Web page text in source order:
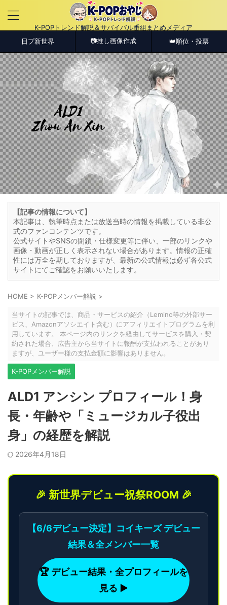
K-POPトレンド解説＆サバイバル番組まとめメディア
日プ新世界 📷推し画像作成 👑順位・投票
【記事の情報について】
本記事は、執筆時点または放送当時の情報を掲載している非公
式のファンコンテンツです。
公式サイトやSNSの閉鎖・仕様変更等に伴い、一部のリンクや
画像・動画が正しく表示されない場合があります。情報の正確
性には万全を期しておりますが、最新の公式情報は必ず各公式
サイトにてご確認をお願いいたします。
HOME > K-POPメンバー解説 >
当サイトの記事では、商品・サービスの紹介（Lemino等の外部サー
ビス、Amazonアソシエイト含む）にアフィリエイトプログラムを利
用しています。 本ページ内のリンクを経由してサービスを購入・契
約された場合、広告主から当サイトに報酬が支払われることがあり
ますが、ユーザー様の支払金額に影響はありません。
K-POPメンバー解説
ALD1 アンシン プロフィール！身
長・年齢や「ミュージカル子役出
身」の経歴を解説
2026年4月18日
🎉 新世界デビュー祝祭ROOM 🎉
【6/6デビュー決定】コイキーズ デビュー
結果＆全メンバー一覧
🏆 デビュー結果・全プロフィールを
見る ▶